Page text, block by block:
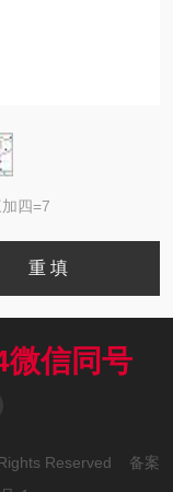
四=7
信同号
Reserved 备案